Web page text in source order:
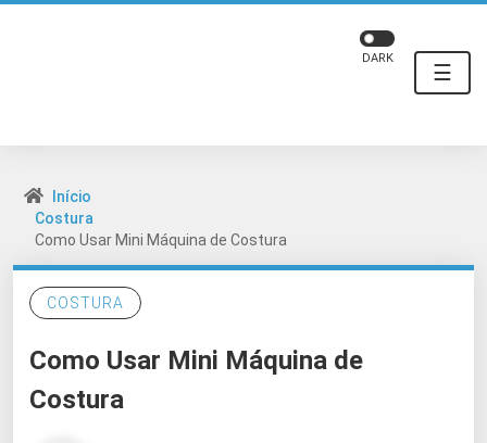
☰
DARK
Início
Costura
Como Usar Mini Máquina de Costura
COSTURA
Como Usar Mini Máquina de
Costura